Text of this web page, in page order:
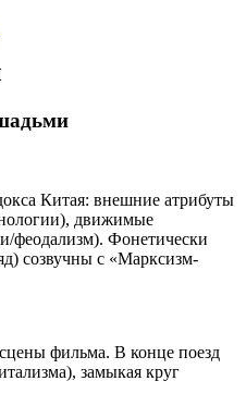
Китая: внешние атрибуты
движимые
феодализм). Фонетически
созвучны с «Марксизм-
фильма. В конце поезд
замыкая круг